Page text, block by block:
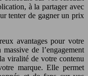
à la partager avec
tenter de gagner un prix
avantages pour votre
de l’engagement
viralité de votre contenu
marque. Elle permet